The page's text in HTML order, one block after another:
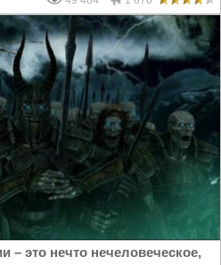
– это нечто нечеловеческое,